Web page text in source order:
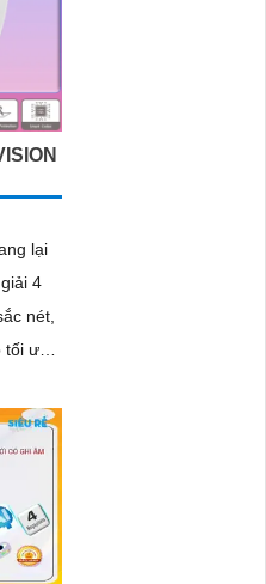
lại
4
nét,
ưu
lại
như
biệt
ninh